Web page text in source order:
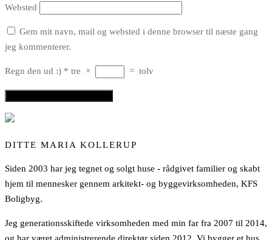
Websted
Gem mit navn, mail og websted i denne browser til næste gang
jeg kommenterer.
Regn den ud :) * tre × = tolv
DITTE MARIA KOLLERUP
Siden 2003 har jeg tegnet og solgt huse - rådgivet familier og skabt
hjem til mennesker gennem arkitekt- og byggevirksomheden, KFS
Boligbyg.
Jeg generationsskiftede virksomheden med min far fra 2007 til 2014,